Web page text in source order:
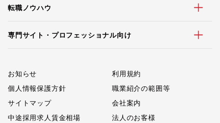
転職ノウハウ
専門サイト・プロフェッショナル向け
お知らせ
利用規約
個人情報保護方針
職業紹介の範囲等
サイトマップ
会社案内
中途採用求人賃金相場
法人のお客様